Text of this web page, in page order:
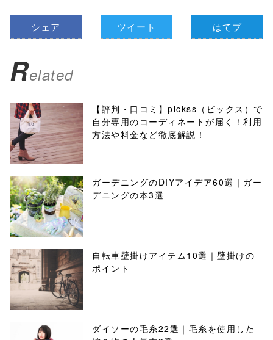
シェア ツイート はてブ
Related
【評判・口コミ】pickss（ピックス）で
自分専用のコーディネートが届く！利用
方法や料金など徹底解説！
ガーデニングのDIYアイデア60選｜ガー
デニングの本3選
自転車壁掛けアイテム10選｜壁掛けの
ポイント
ダイソーの毛糸22選｜毛糸を使用した